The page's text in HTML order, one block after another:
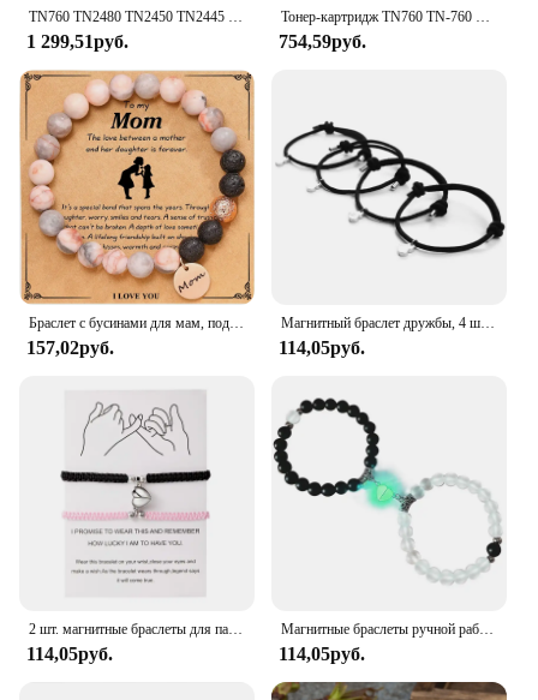
TN760 TN2480 TN2450 TN2445 TN2420 тонер-картридж для Brother HL-L2310D HL-L2350DN HL-L2370DN HL-L2375DW HL-L2395DW
1 299,51руб.
Тонер-картридж TN760 TN-760 TN730, совместимый с Brother
754,59руб.
Браслет с бусинами для мам, подвеска для мамы, незаменимый идеальный подарок для празднования дня рождения, годовщины, Дня благодарения или Дня матери
157,02руб.
Магнитный браслет дружбы, 4 шт., браслет в форме сердца из сплава, плетеный шнур, регулируемые браслеты для женщин, хороший подарок для друзей и семьи
114,05руб.
114,05руб.
Магнитные браслеты ручной работы в форме сердца, браслеты для влюбленных, Парные браслеты, 2 шт.
114,05руб.